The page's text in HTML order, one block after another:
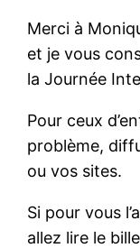
Merci à
et je vous
la Journée
Pour ceux
problème,
ou vos sites.
Si pour vous
allez lire le